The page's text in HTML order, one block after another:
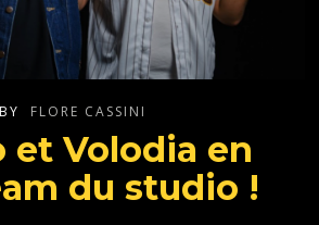
BY FLORE CASSINI
et Volodia en
du studio !